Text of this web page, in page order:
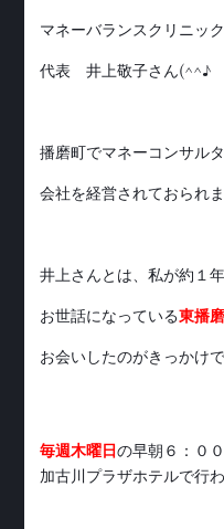
マネーバランスクリニック
代表 井上敬子さん(^^♪
播磨町でマネーコンサル
会社を経営されておられ
井上さんとは、私が約１
お世話になっている東播
お会いしたのがきっかけ
毎週木曜日の早朝６：０
加古川プラザホテルで行